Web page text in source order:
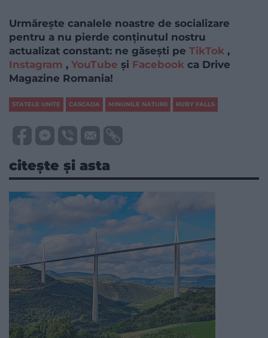
Urmărește canalele noastre de socializare
pentru a nu pierde conținutul nostru
actualizat constant: ne găsești pe TikTok ,
Instagram , YouTube și Facebook ca Drive
Magazine Romania!
STATELE UNITE CASCADA MINUNILE NATURII RUBY FALLS
citește și asta